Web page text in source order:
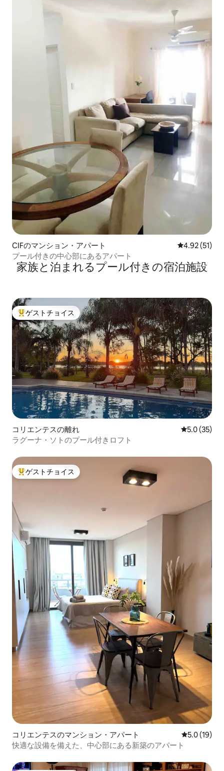
CIFのマンション・アパート レビュー51
4.92 (51)
プール付きの中心部にあるアパート
家族と泊まれるプール付きの宿泊施設
大好評のゲストチョイスです。
ゲストチョイス
コリエンテスの離れ レビュー35
5.0 (35)
ラグーナ・ソトのプール付きロフト
大好評のゲストチョイスです。
ゲストチョイス
コリエンテスのマンション・アパート レビュー19
5.0 (19)
快適な設備を備えた、中心部にある新築のアパート